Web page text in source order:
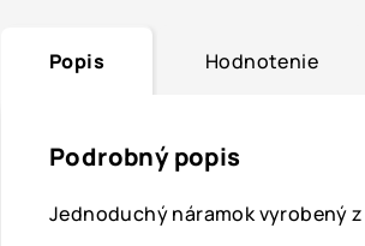
Popis Hodnotenie
Podrobný popis
Jednoduchýnáramokvyrobený